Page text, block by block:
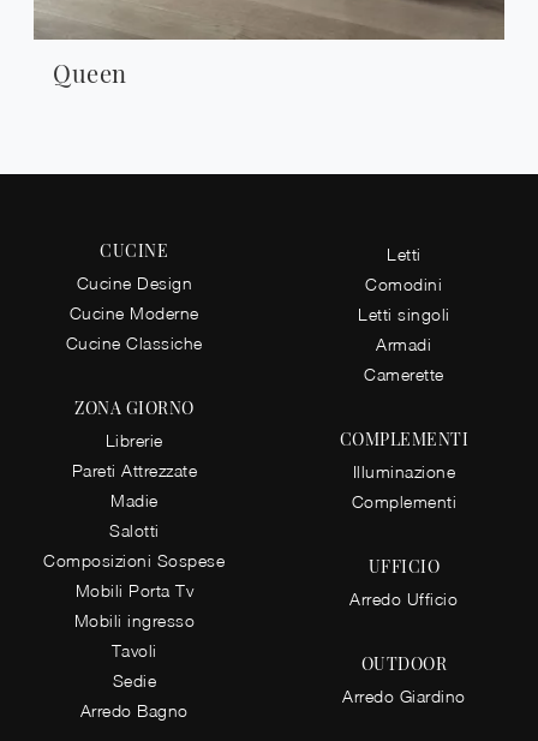
Queen
CUCINE
Cucine Design
Cucine Moderne
Cucine Classiche
ZONA GIORNO
Librerie
Pareti Attrezzate
Madie
Salotti
Composizioni Sospese
Mobili Porta Tv
Mobili ingresso
Tavoli
Sedie
Arredo Bagno
Letti
Comodini
Letti singoli
Armadi
Camerette
COMPLEMENTI
Illuminazione
Complementi
UFFICIO
Arredo Ufficio
OUTDOOR
Arredo Giardino